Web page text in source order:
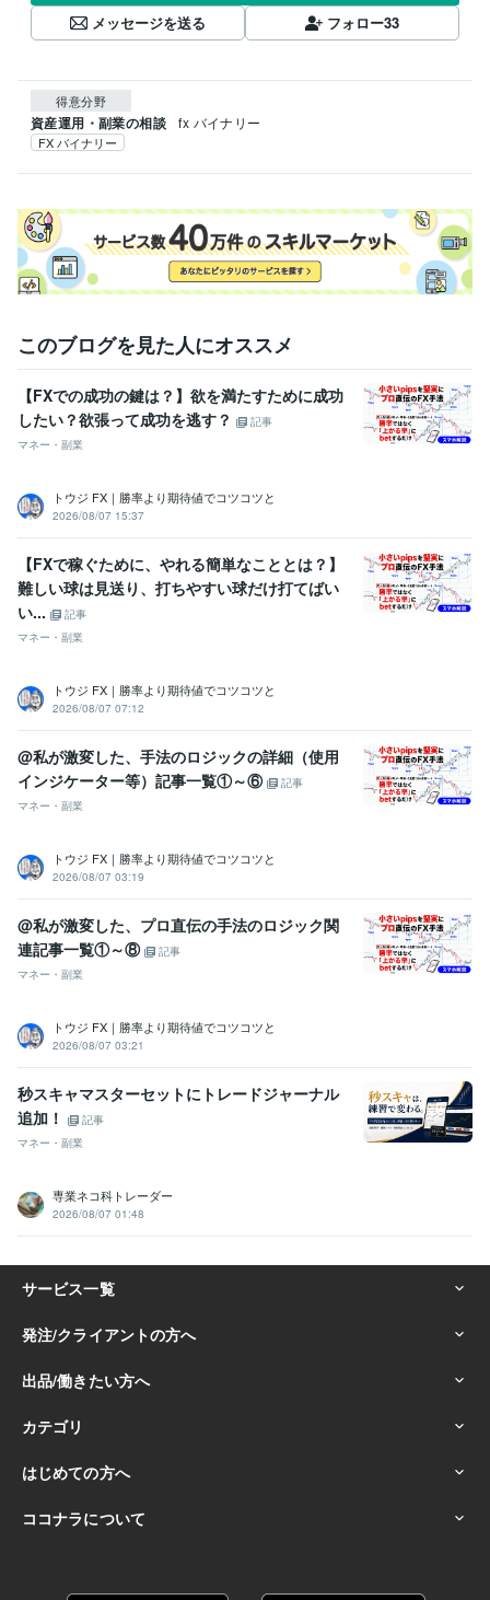
メッセージを送る
フォロー33
得意分野
資産運用・副業の相談 fx バイナリー
FX バイナリー
このブログを見た人にオススメ
【FXでの成功の鍵は？】欲を満たすために成功
したい？欲張って成功を逃す？
記事
マネー・副業
トウジ FX｜勝率より期待値でコツコツと
2026/08/07 15:37
【FXで稼ぐために、やれる簡単なこととは？】
難しい球は見送り、打ちやすい球だけ打てばい
い...
記事
マネー・副業
トウジ FX｜勝率より期待値でコツコツと
2026/08/07 07:12
@私が激変した、手法のロジックの詳細（使用
インジケーター等）記事一覧①～⑥
記事
マネー・副業
トウジ FX｜勝率より期待値でコツコツと
2026/08/07 03:19
@私が激変した、プロ直伝の手法のロジック関
連記事一覧①～⑧
記事
マネー・副業
トウジ FX｜勝率より期待値でコツコツと
2026/08/07 03:21
秒スキャマスターセットにトレードジャーナル
追加！
記事
マネー・副業
専業ネコ科トレーダー
2026/08/07 01:48